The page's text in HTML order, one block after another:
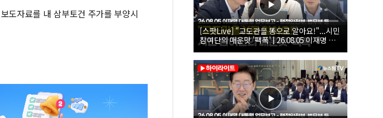
도자료를 내 삼부토건 주가를 부양시
[스팟Live] "교도관을 똥으로 알아요!"...시민
참여단의 매운맛 '팩폭' | 26.08.05 이재명 대
통령 업무보고 - 행정안전부, 법무부, 국무조
정실, 법제처, 인사혁신처